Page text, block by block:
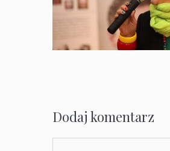
Dodaj komentarz